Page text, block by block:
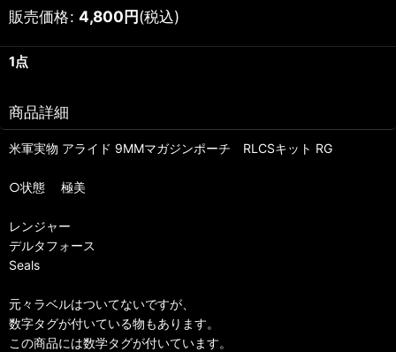
販売価格: 4,800円(税込)
1点
商品詳細
米軍実物 アライド 9MMマガジンポーチ RLCSキット RG
○状態 極美
レンジャー
デルタフォース
Seals
元々ラベルはついてないですが、
数字タグが付いている物もあります。
この商品には数学タグが付いています。